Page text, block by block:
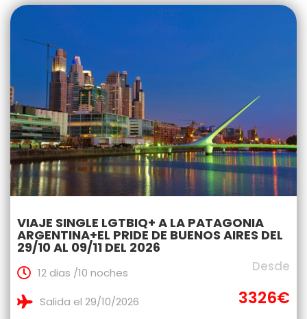
VIAJE SINGLE LGTBIQ+ A LA PATAGONIA
ARGENTINA+EL PRIDE DE BUENOS AIRES DEL
29/10 AL 09/11 DEL 2026
12 dias /10 noches
Salida el 29/10/2026
Desde
3326€